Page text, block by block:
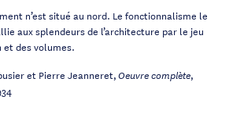
n’est situé au nord. Le fonctionnalisme le
aux splendeurs de l’architecture par le jeu
des volumes.
et Pierre Jeanneret,Oeuvre complète,